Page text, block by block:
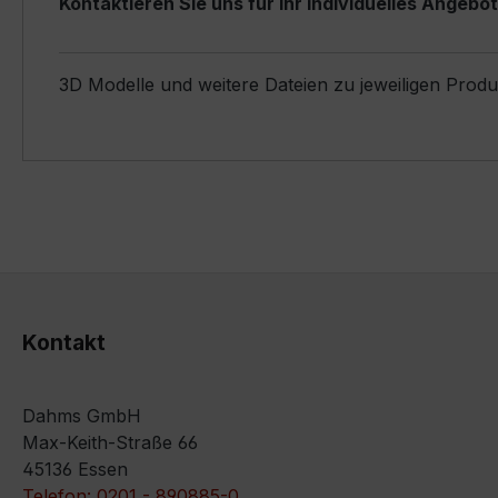
3D Modelle und weitere Dateien zu jeweiligen
Kontakt
Dahms GmbH
Max-Keith-Straße 66
45136 Essen